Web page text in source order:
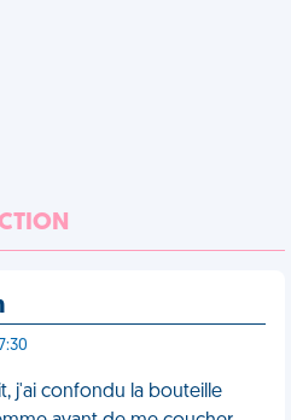
j'ai confondu la bouteille